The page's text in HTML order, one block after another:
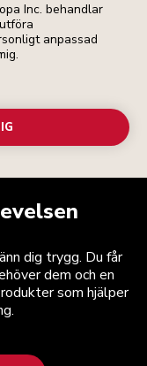
Inc. behandlar
anpassad
dig trygg. Du får
dem och en
som hjälper